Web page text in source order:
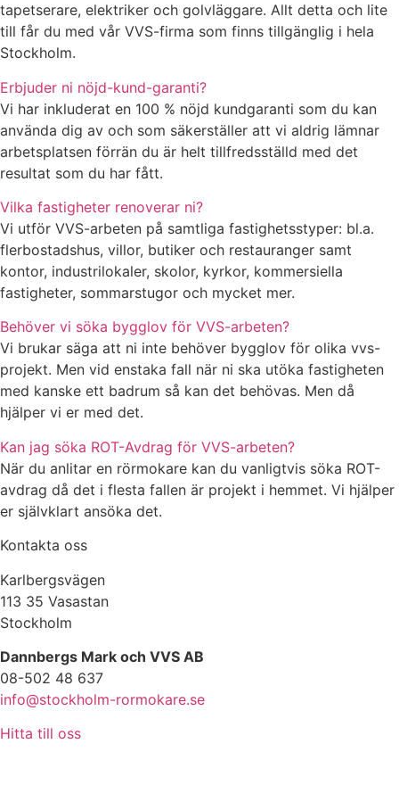
tapetserare, elektriker och golvläggare. Allt detta och lite
till får du med vår VVS-firma som finns tillgänglig i hela
Stockholm.
Erbjuder ni nöjd-kund-garanti?
Vi har inkluderat en 100 % nöjd kundgaranti som du kan
använda dig av och som säkerställer att vi aldrig lämnar
arbetsplatsen förrän du är helt tillfredsställd med det
resultat som du har fått.
Vilka fastigheter renoverar ni?
Vi utför VVS-arbeten på samtliga fastighetsstyper: bl.a.
flerbostadshus, villor, butiker och restauranger samt
kontor, industrilokaler, skolor, kyrkor, kommersiella
fastigheter, sommarstugor och mycket mer.
Behöver vi söka bygglov för VVS-arbeten?
Vi brukar säga att ni inte behöver bygglov för olika vvs-
projekt. Men vid enstaka fall när ni ska utöka fastigheten
med kanske ett badrum så kan det behövas. Men då
hjälper vi er med det.
Kan jag söka ROT-Avdrag för VVS-arbeten?
När du anlitar en rörmokare kan du vanligtvis söka ROT-
avdrag då det i flesta fallen är projekt i hemmet. Vi hjälper
er självklart ansöka det.
Kontakta oss
Karlbergsvägen
113 35 Vasastan
Stockholm
Dannbergs Mark och VVS AB
08-502 48 637
info@stockholm-rormokare.se
Hitta till oss